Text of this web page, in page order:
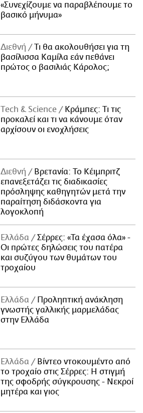
«Συνεχίζουμε να παραβλέπουμε το
βασικό μήνυμα»
Διεθνή
Τι θα ακολουθήσει για τη
βασίλισσα Καμίλα εάν πεθάνει
πρώτος ο βασιλιάς Κάρολος;
Τech & Science
Κράμπες: Τι τις
προκαλεί και τι να κάνουμε όταν
αρχίσουν οι ενοχλήσεις
Διεθνή
Βρετανία: Το Κέιμπριτζ
επανεξετάζει τις διαδικασίες
πρόσληψης καθηγητών μετά την
παραίτηση διδάσκοντα για
λογοκλοπή
Ελλάδα
Σέρρες: «Τα έχασα όλα» -
Οι πρώτες δηλώσεις του πατέρα
και συζύγου των θυμάτων του
τροχαίου
Ελλάδα
Προληπτική ανάκληση
γνωστής γαλλικής μαρμελάδας
στην Ελλάδα
Ελλάδα
Βίντεο ντοκουμέντο από
το τροχαίο στις Σέρρες: Η στιγμή
της σφοδρής σύγκρουσης - Νεκροί
μητέρα και γιος